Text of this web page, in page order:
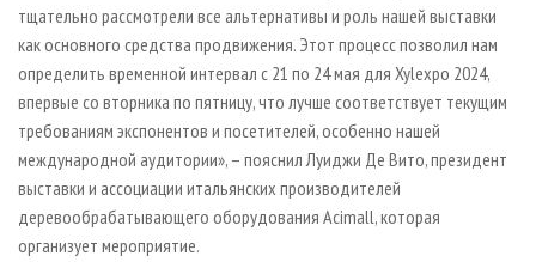
тщательно рассмотрели все альтернативы и роль нашей выставки
как основного средства продвижения. Этот процесс позволил нам
определить временной интервал с 21 по 24 мая для Xylexpo 2024,
впервые со вторника по пятницу, что лучше соответствует текущим
требованиям экспонентов и посетителей, особенно нашей
международной аудитории», – пояснил Луиджи Де Вито, президент
выставки и ассоциации итальянских производителей
деревообрабатывающего оборудования Acimall, которая
организует мероприятие.